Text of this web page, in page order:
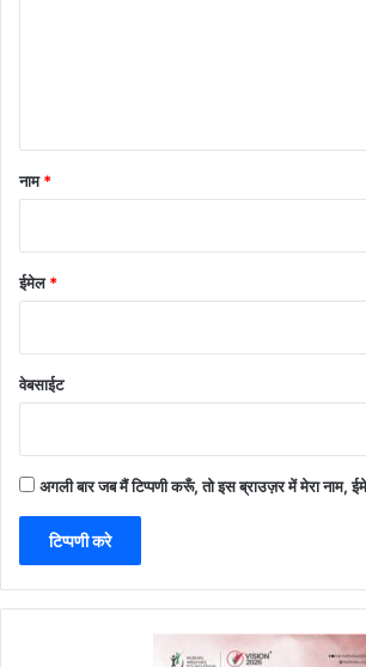
नाम*
ईमेल*
वेबसाईट
अगली बार जब मैं टिप्पणी करूँ, तो इस ब्राउज़र में मेरा